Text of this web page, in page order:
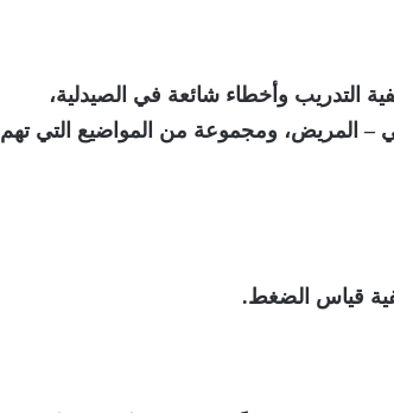
التدريب وأخطاء شائعة في الصيدلية،
– المريض، ومجموعة من المواضيع التي تهم
قياس الضغط.